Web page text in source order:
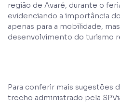
região de Avaré, durante o
evidenciando a importância
apenas para a mobilidade,
desenvolvimento do turismo
Para conferir mais sugestões
trecho administrado pela